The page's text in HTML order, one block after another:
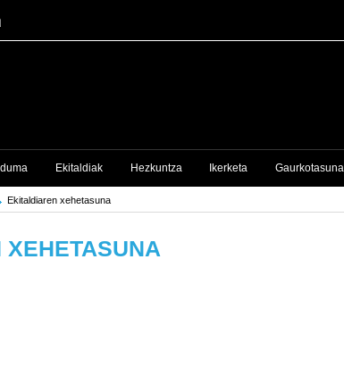
Ekitaldiaren xehetasuna
Ekitaldiak Hezkuntza Ikerketa Gaurkotasuna